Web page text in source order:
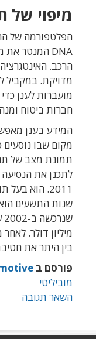
מיפוי של
הפלטפורמה של ה
DNA המנטר את
הרכב.
מדויקת. במקביל
מועברות לענן
חברות ביטוח
המידע בענן
מקום שבו
תמונת מצב של
לתכנן את הנסיעה
2011. הוא
שנות התשעים
שנרכשה ב-2002 על-ידי
בין היתר את
פורסם ב
מוביליטי
השאר תגובה